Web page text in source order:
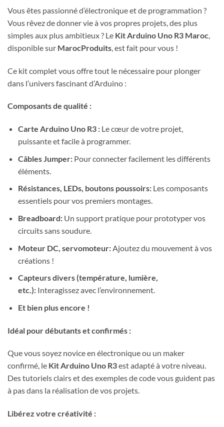
Vous êtes passionné d’électronique et de programmation ?
Vous rêvez de donner vie à vos propres projets, des plus
simples aux plus ambitieux ? Le Kit Arduino Uno R3 Maroc,
disponible sur MarocProduits, est fait pour vous !
Ce kit complet vous offre tout le nécessaire pour plonger
dans l’univers fascinant d’Arduino :
Composants de qualité :
Carte Arduino Uno R3 :Le cœur de votre projet,
puissante et facile à programmer.
Câbles Jumper:Pour connecter facilement les différents
éléments.
Résistances, LEDs, boutons poussoirs:Les composants
essentiels pour vos premiers montages.
Breadboard:Un support pratique pour prototyper vos
circuits sans soudure.
Moteur DC, servomoteur:Ajoutez du mouvement à vos
créations !
Capteurs divers (température, lumière,
etc.):Interagissez avec l’environnement.
Et bien plus encore !
Idéal pour débutants et confirmés :
Que vous soyez novice en électronique ou un maker
confirmé, le Kit Arduino Uno R3est adapté à votre niveau.
Des tutoriels clairs et des exemples de code vous guident pas
à pas dans la réalisation de vos projets.
Libérez votre créativité :